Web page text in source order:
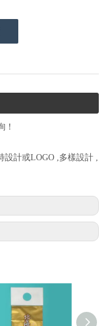
！
設計或LOGO ,多樣設計 ,